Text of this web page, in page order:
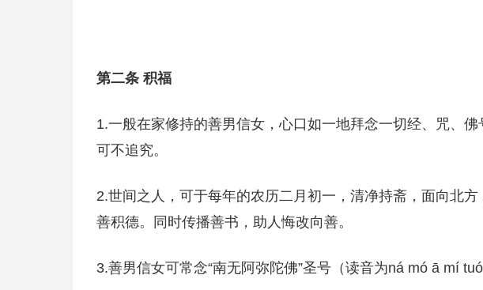
第二条 积福
1.一般在家修持的善男信女，心口如一地拜念一切经、咒、佛
可不追究。
2.世间之人，可于每年的农历二月初一，清净持斋，面向北
善积德。同时传播善书，助人悔改向善。
3.善男信女可常念“南无阿弥陀佛”圣号（读音为ná mó ā mí